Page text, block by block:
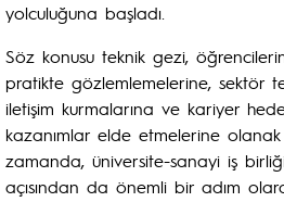
yolculuğuna başladı.
Söz konusu teknik gezi,
pratikte gözlemlemelerine, sektör
iletişim kurmalarına ve kariyer
kazanımlar elde etmelerine olanak
zamanda, üniversite-sanayi iş
açısından da önemli bir adım